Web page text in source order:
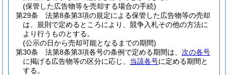
(保管した広告物等を売却する場合の手続)
第29条
法第8条第3項の規定による保管した広告物等の売却
は、規則で定めるところにより、競争入札その他の方法に
より行うものとする。
(公示の日から売却可能となるまでの期間)
第30条
法第8条第3項各号の条例で定める期間は、 次の各号
に掲げる広告物等の区分に応じ、 当該各号に定める期間と
する。